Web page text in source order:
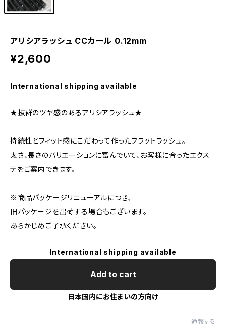
アリシアラッシュ CCカール 0.12mm
¥2,600
International shipping available
★抜群のツヤ感のあるアリシアラッシュ★
持続性とフィット感にこだわって作ったフラットラッシュ。
太さ、長さのバリエーションに富んでいて、お客様に合ったエクス
テをご案内できます。
※商品パッケージリニューアルにつき、
旧パッケージを出荷する場合もございます。
あらかじめご了承ください。
International shipping available
Add to cart
日本国内にお住まいの方向け
通報する